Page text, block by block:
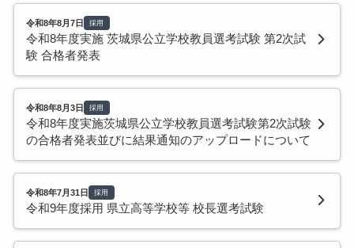
令和8年8月7日 採用
令和8年度実施 茨城県公立学校教員選考試験 第2次試
験 合格者発表
令和8年8月3日 採用
令和8年度実施茨城県公立学校教員選考試験第2次試験
の合格者発表並びに結果通知のアップロードについて
令和8年7月31日 採用
令和9年度採用 県立高等学校等 校長選考試験